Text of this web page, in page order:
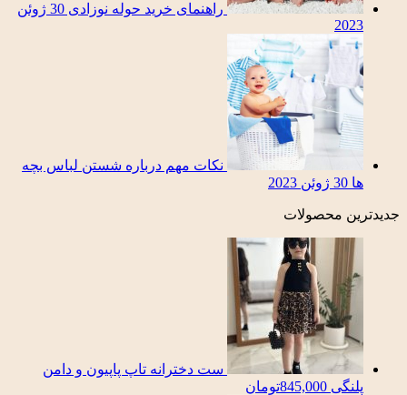
راهنمای خرید حوله نوزادی
30 ژوئن
2023
نکات مهم درباره شستن لباس بچه
ها 30 ژوئن 2023
جدیدترین محصولات
ست دخترانه تاپ پاپیون و دامن
پلنگی 845,000تومان